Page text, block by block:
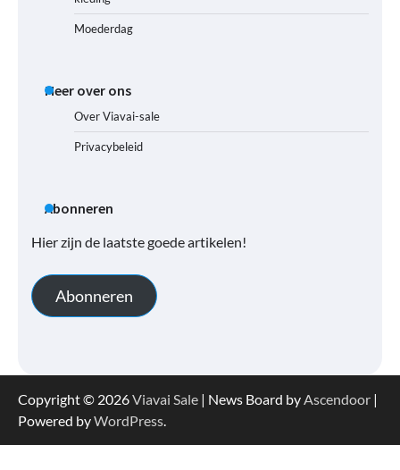
Moederdag
Meer over ons
Over Viavai-sale
Privacybeleid
Abonneren
Hier zijn de laatste goede artikelen!
Abonneren
Copyright © 2026Viavai Sale | News Board by Ascendoor |
Powered byWordPress